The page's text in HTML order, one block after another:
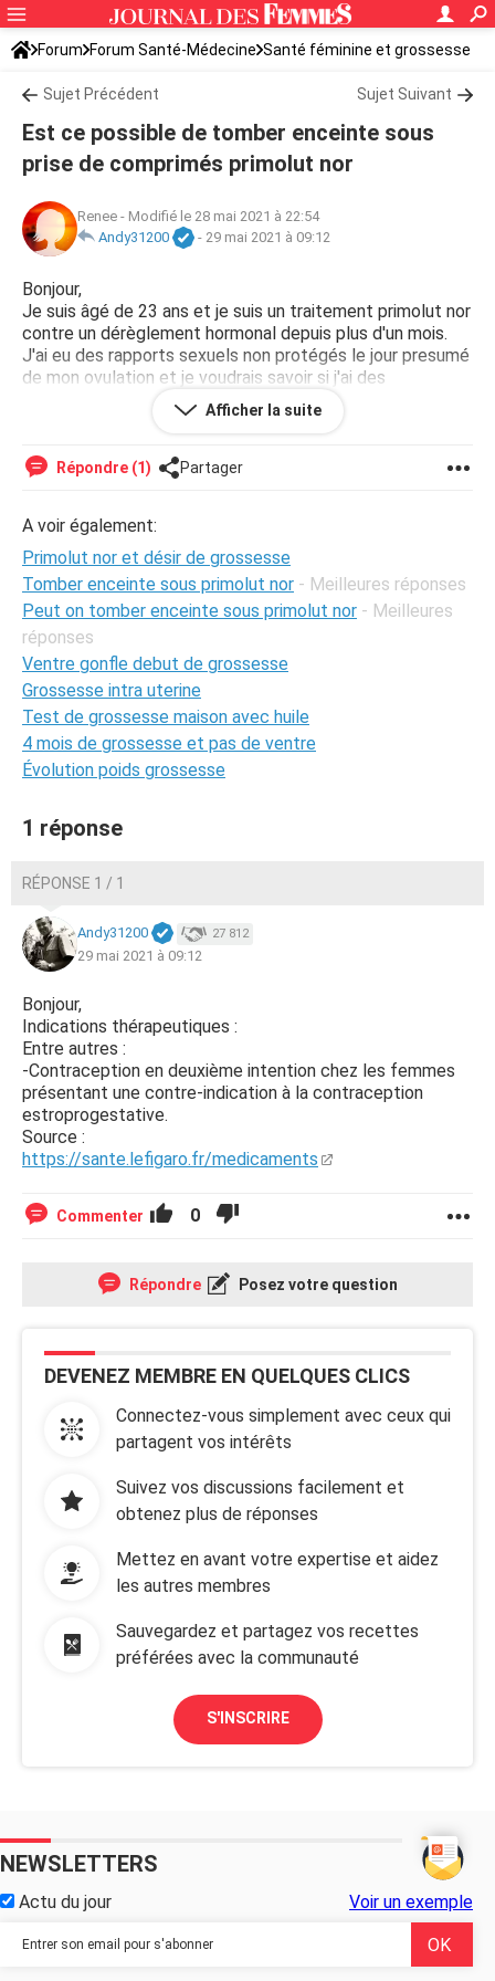
Forum Forum Santé-Médecine Santé féminine et grossesse
Ovulation
Sujet Précédent Sujet Suivant
Est ce possible de tomber enceinte sous
prise de comprimés primolut nor
Renee - Modifié le 28 mai 2021 à 22:54
Andy31200
- 29 mai 2021 à 09:12
Bonjour,
Je suis âgé de 23 ans et je suis un traitement primolut nor
contre un dérèglement hormonal depuis plus d'un mois.
J'ai eu des rapports sexuels non protégés le jour presumé
de mon ovulation et je voudrais savoir si j'ai des
possibilités de contracter une grossesse. Merci beaucoup
Afficher la suite
Répondre (1) Partager
A voir également:
Primolut nor et désir de grossesse
Tomber enceinte sous primolut nor - Meilleures réponses
Peut on tomber enceinte sous primolut nor - Meilleures
réponses
Ventre gonfle debut de grossesse
Grossesse intra uterine
Test de grossesse maison avec huile
4 mois de grossesse et pas de ventre
Évolution poids grossesse
1 réponse
RÉPONSE 1 / 1
Andy31200 27 812
29 mai 2021 à 09:12
Bonjour,
Indications thérapeutiques :
Entre autres :
-Contraception en deuxième intention chez les femmes
présentant une contre-indication à la contraception
estroprogestative.
Source :
https://sante.lefigaro.fr/medicaments
Commenter 0
Répondre Posez votre question
DEVENEZ MEMBRE EN QUELQUES CLICS
Connectez-vous simplement avec ceux qui
partagent vos intérêts
Suivez vos discussions facilement et
obtenez plus de réponses
Mettez en avant votre expertise et aidez
les autres membres
Sauvegardez et partagez vos recettes
préférées avec la communauté
S'INSCRIRE
NEWSLETTERS
Actu du jour Voir un exemple